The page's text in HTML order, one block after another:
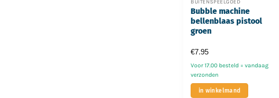
BUITENSPEELGOED
Bubble machine
bellenblaas pistool
groen
Voor 17.00 besteld = vandaag
verzonden
€7.95
in winkelmand